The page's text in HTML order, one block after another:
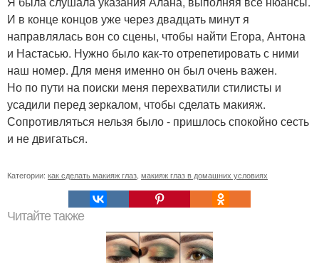
И в конце концов уже через двадцать минут я
направлялась вон со сцены, чтобы найти Егора, Антона
и Настасью. Нужно было как-то отрепетировать с ними
наш номер. Для меня именно он был очень важен.
Но по пути на поиски меня перехватили стилисты и
усадили перед зеркалом, чтобы сделать макияж.
Сопротивляться нельзя было - пришлось спокойно сесть
и не двигаться.
Категории: как сделать макияж глаз макияж глаз в домашних условиях
Читайте также